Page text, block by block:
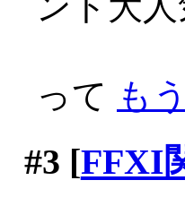
って も
#3 [FFXI